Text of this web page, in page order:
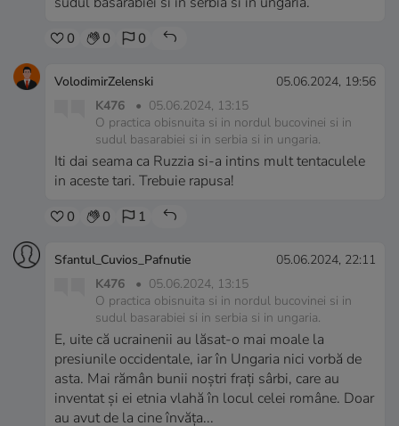
0 0 0
VolodimirZelenski
05.06.2024, 19:56
K476
• 05.06.2024, 13:15
O practica obisnuita si in nordul bucovinei si in
sudul basarabiei si in serbia si in ungaria.
Iti dai seama ca Ruzzia si-a intins mult tentaculele
in aceste tari. Trebuie rapusa!
0 0 1
Sfantul_Cuvios_Pafnutie
05.06.2024, 22:11
K476
• 05.06.2024, 13:15
O practica obisnuita si in nordul bucovinei si in
sudul basarabiei si in serbia si in ungaria.
E, uite că ucrainenii au lăsat-o mai moale la
presiunile occidentale, iar în Ungaria nici vorbă de
asta. Mai rămân bunii noștri frați sârbi, care au
inventat și ei etnia vlahă în locul celei române. Doar
au avut de la cine învăța...